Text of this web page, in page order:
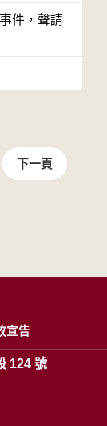
件，聲請
下一頁
宣告
124 號